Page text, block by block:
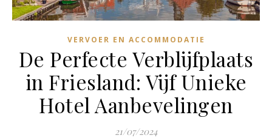
VERVOER EN ACCOMMODATIE
De Perfecte Verblijfplaats
in Friesland: Vijf Unieke
Hotel Aanbevelingen
21/07/2024